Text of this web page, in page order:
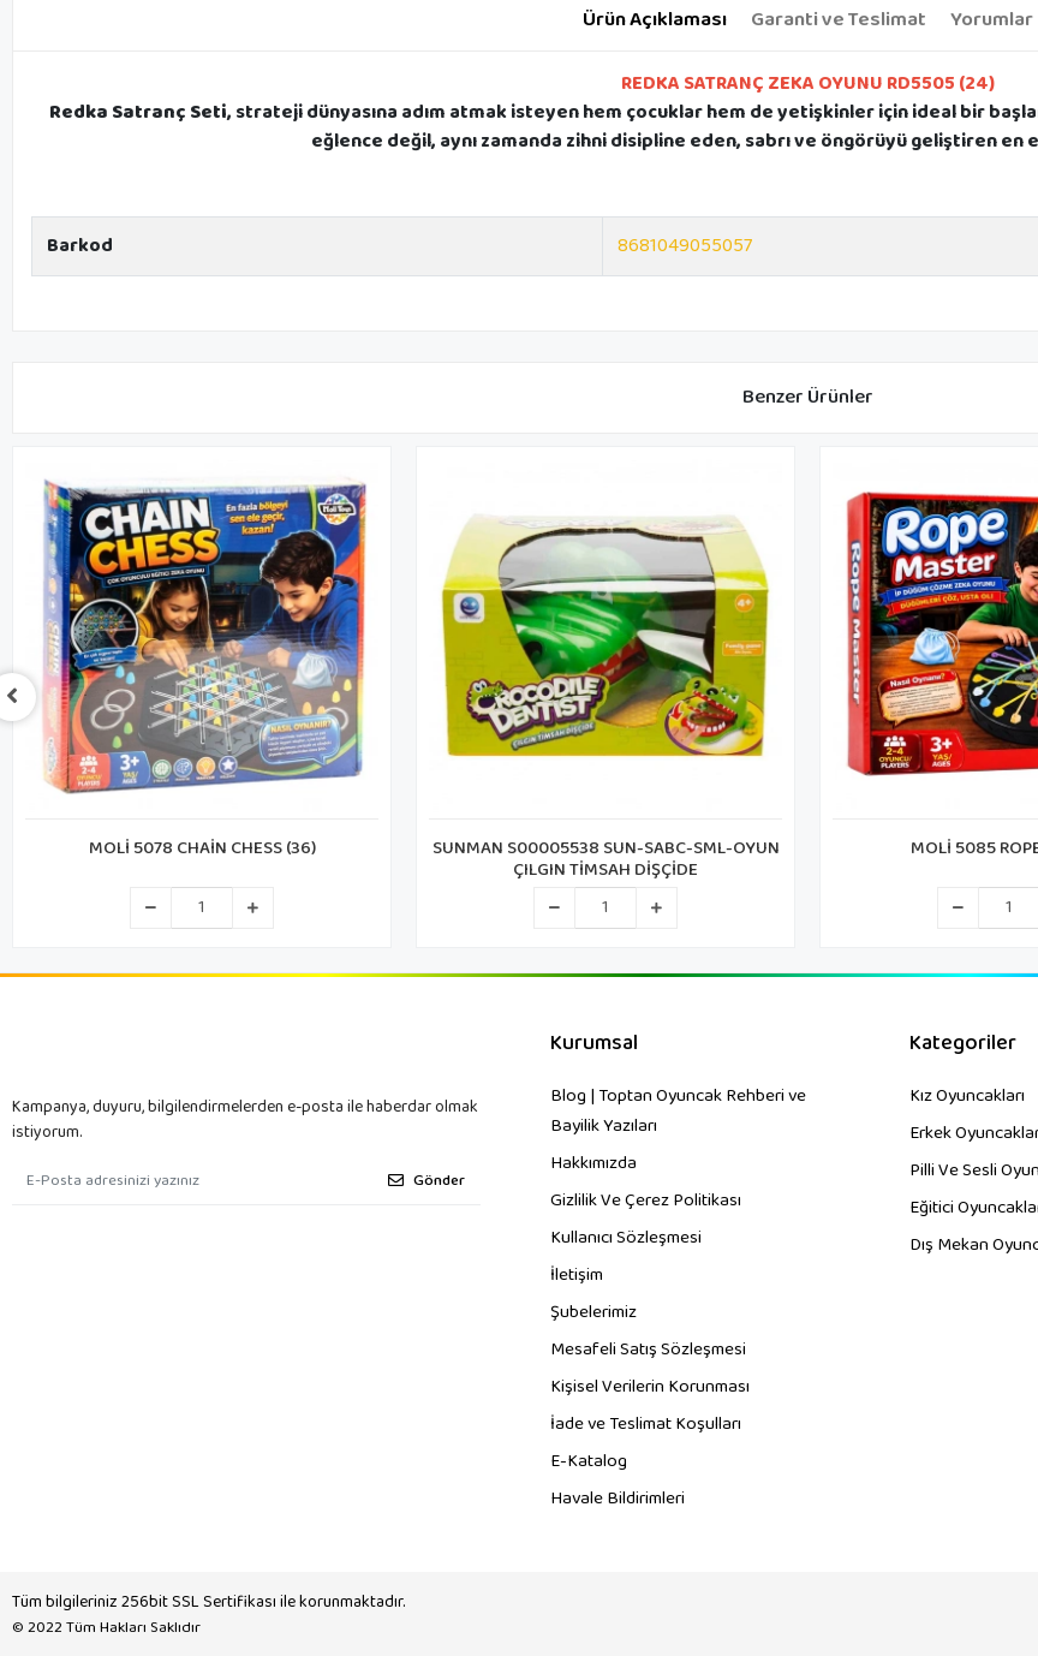
Ürün Açıklaması Garanti ve Teslimat Yorumlar
REDKA SATRANÇ ZEKA OYUNU RD5505 (24)
Redka Satranç Seti, strateji dünyasına adım atmak isteyen hem çocuklar hem de yetişkinler için ideal bir
eğlence değil, aynı zamanda zihni disipline eden, sabrı ve öngörüyü geliştiren
Barkod 8681049055057
Benzer Ürünler
SUNMAN S00005538 SUN-SABC-SML-OYUN MOLİ 5085 ROPE MASTER CA CAPLS-5288 FROG
Kampanya, duyuru, bilgilendirmelerden e-posta ile haberdar olmak
istiyorum.
Gönder
Kurumsal
Blog | Toptan Oyuncak Rehberi ve
Bayilik Yazıları
Hakkımızda
Gizlilik Ve Çerez Politikası
Kullanıcı Sözleşmesi
İletişim
Şubelerimiz
Mesafeli Satış Sözleşmesi
Kişisel Verilerin Korunması
İade ve Teslimat Koşulları
E-Katalog
Havale Bildirimleri
Kategoriler
Kız Oyuncakları
Erkek
Pilli Ve Sesli
Eğitici
Dış Mekan
Tüm bilgileriniz 256bit SSL Sertifikası ile korunmaktadır.
© 2022Tüm Hakları Saklıdır